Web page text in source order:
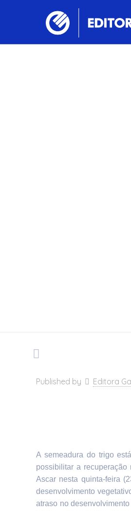
Published by Editora
A semeadura do trigo
possibilitar a
Ascar nesta quinta-feira
desenvolvimento
atraso no